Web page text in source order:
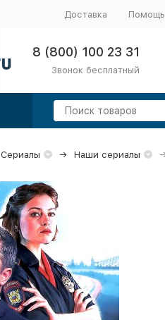
Доставка Помощь
8 (800) 100 23 31
Звонок бесплатный
Сериалы Наши сериалы